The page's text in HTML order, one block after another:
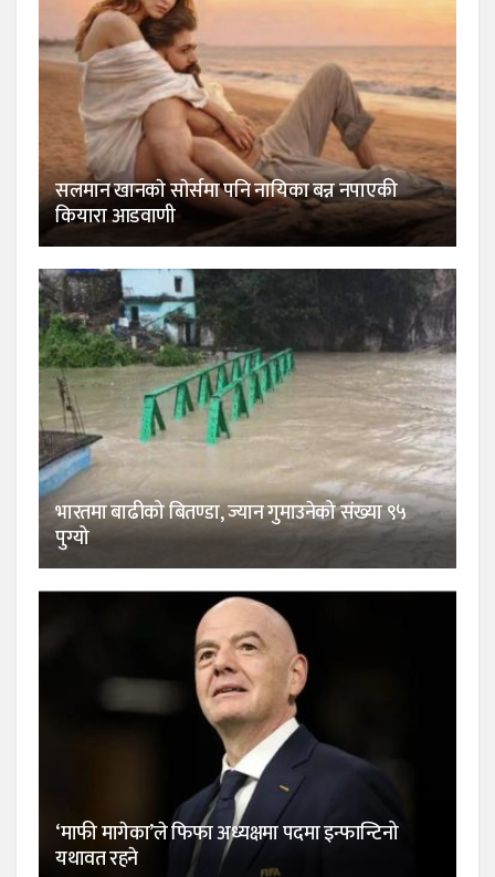
सलमान खानकाे साेर्समा पनि नायिका बन्न नपाएकी
कियारा आडवाणी
भारतमा बाढीको बितण्डा, ज्यान गुमाउनेको संख्या ९५
पुग्यो
‘माफी मागेका’ले फिफा अध्यक्षमा पदमा इन्फान्टिनो
यथावत रहने